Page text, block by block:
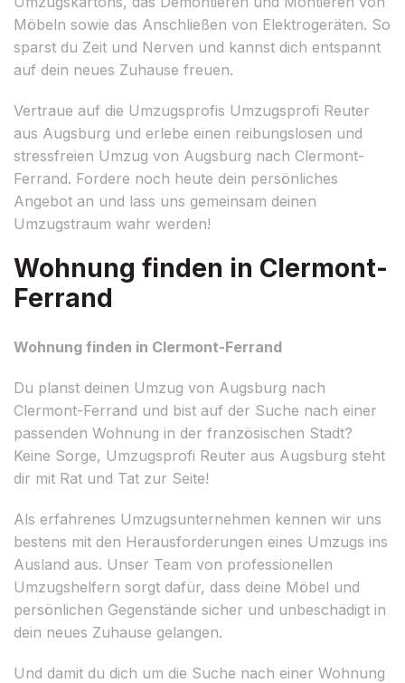
Möbeln sowie das Anschließen von Elektrogeräten. So
sparst du Zeit und Nerven und kannst dich entspannt
auf dein neues Zuhause freuen.
Vertraue auf die Umzugsprofis Umzugsprofi Reuter
aus Augsburg und erlebe einen reibungslosen und
stressfreien Umzug von Augsburg nach Clermont-
Ferrand. Fordere noch heute dein persönliches
Angebot an und lass uns gemeinsam deinen
Umzugstraum wahr werden!
Wohnung finden in Clermont-
Ferrand
Wohnung finden in Clermont-Ferrand
Du planst deinen Umzug von Augsburg nach
Clermont-Ferrand und bist auf der Suche nach einer
passenden Wohnung in der französischen Stadt?
Keine Sorge, Umzugsprofi Reuter aus Augsburg steht
dir mit Rat und Tat zur Seite!
Als erfahrenes Umzugsunternehmen kennen wir uns
bestens mit den Herausforderungen eines Umzugs ins
Ausland aus. Unser Team von professionellen
Umzugshelfern sorgt dafür, dass deine Möbel und
persönlichen Gegenstände sicher und unbeschädigt in
dein neues Zuhause gelangen.
Und damit du dich um die Suche nach einer Wohnung